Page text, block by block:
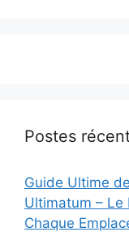
Postes
Guide Ultime
Ultimatum – Le
Chaque